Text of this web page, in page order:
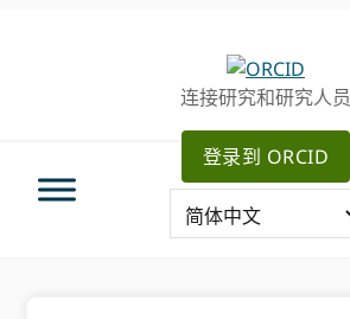
连接研究和研究人员
登录到 ORCID